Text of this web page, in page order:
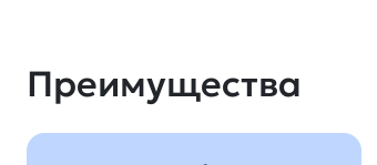
Преимущества